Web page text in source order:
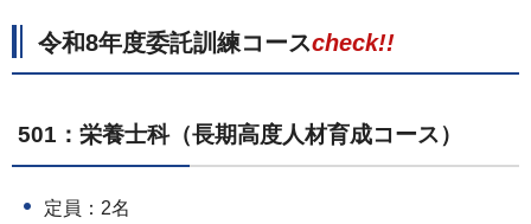
令和8年度委託訓練コースcheck!!
501：栄養士科（長期高度人材育成コース）
定員：2名